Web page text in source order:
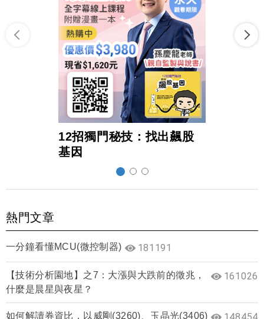
12招獨門秘技：找出飆股
基因
熱門文章
一分鐘看懂MCU(微控制器) 181191
【技術分析園地】之7：大漲與大跌前的徵兆，
什麼是晨星與夜星？
161026
如何解讀券資比，以威剛(3260)、玉晶光(3406)